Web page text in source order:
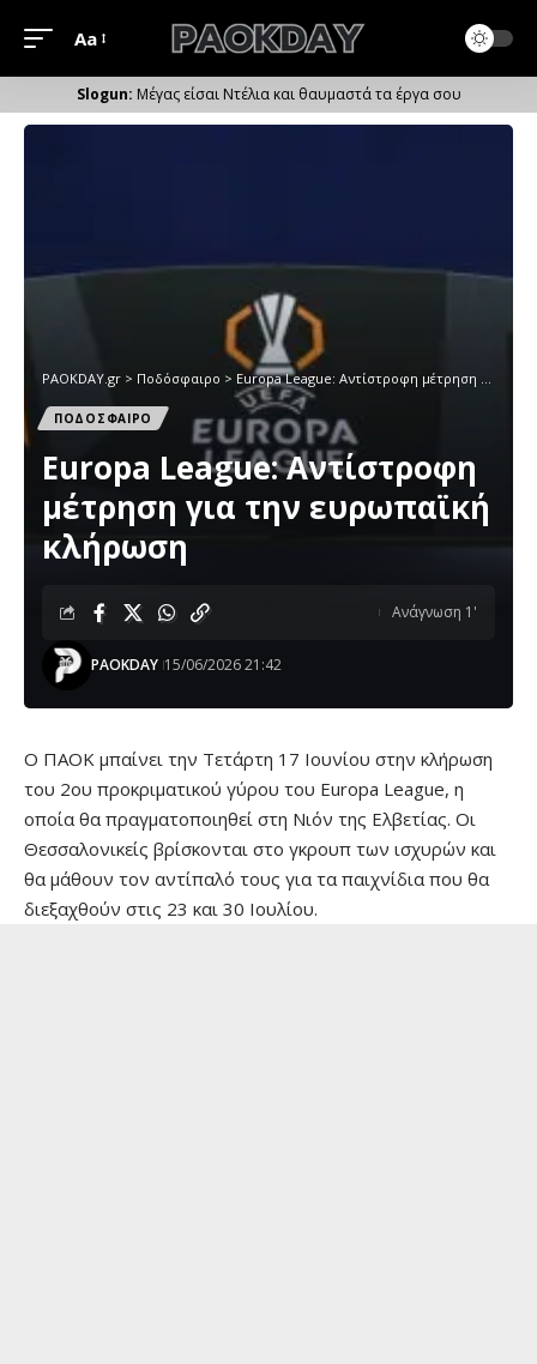
Μέγεθος
Γραμματοσειράς
Aa
Μέγας είσαι Ντέλια και θαυμαστά τα έργα σου
PAOKDAY.gr > Ποδόσφαιρο > Europa League: Αντίστροφη μέτρηση για την ευρωπαϊκή κλήρωση
ΠΟΔΟΣΦΑΙΡΟ
Europa League: Αντίστροφη
μέτρηση για την ευρωπαϊκή
κλήρωση
PAOKDAY 15/06/2026 21:42
Ανάγνωση 1'
Ο ΠΑΟΚ μπαίνει την Τετάρτη 17 Ιουνίου στην κλήρωση
του 2ου προκριματικού γύρου του Europa League, η
οποία θα πραγματοποιηθεί στη Νιόν της Ελβετίας. Οι
Θεσσαλονικείς βρίσκονται στο γκρουπ των ισχυρών και
θα μάθουν τον αντίπαλό τους για τα παιχνίδια που θα
διεξαχθούν στις 23 και 30 Ιουλίου.